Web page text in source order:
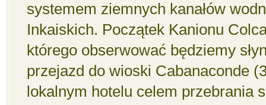
systemem ziemnych kanałów
Inkaiskich. Początek Kanionu
którego obserwować będziemy
przejazd do wioski Cabanaconde
lokalnym hotelu celem przebrania